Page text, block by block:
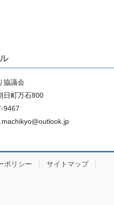
協議会
日町万石800
9467
ポリシー サイトマップ